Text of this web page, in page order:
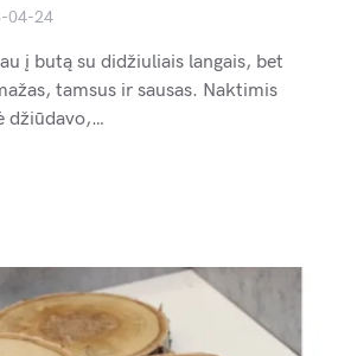
04-24
į butą su didžiuliais langais, bet
tamsus ir sausas. Naktimis
džiūdavo,…